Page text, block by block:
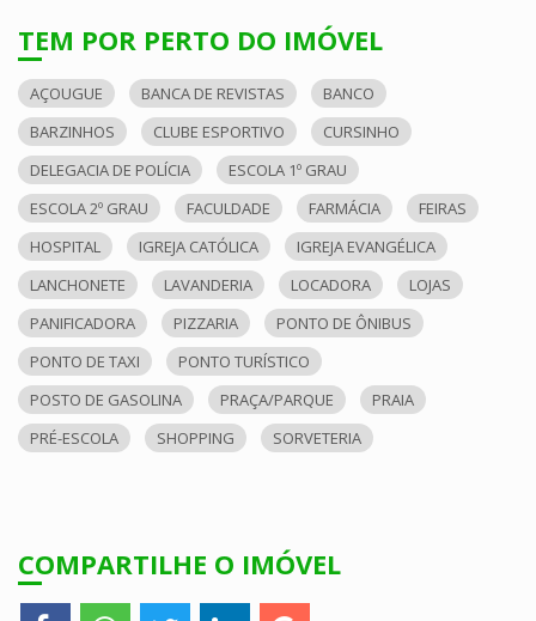
TEM POR PERTO DO IMÓVEL
AÇOUGUE BANCA DE REVISTAS
BANCO
BARZINHOS
CLUBE ESPORTIVO
CURSINHO
DELEGACIA DE POLÍCIA
ESCOLA 1º GRAU
ESCOLA 2º GRAU
FACULDADE FARMÁCIA
FEIRAS
HOSPITAL
IGREJA CATÓLICA
IGREJA EVANGÉLICA
LANCHONETE
LAVANDERIA LOCADORA
LOJAS
PANIFICADORA
PIZZARIA
PONTO DE ÔNIBUS
PONTO DE TAXI
PONTO TURÍSTICO
POSTO DE GASOLINA
PRAÇA/PARQUE
PRAIA
PRÉ-ESCOLA
SHOPPING SORVETERIA
COMPARTILHE O IMÓVEL